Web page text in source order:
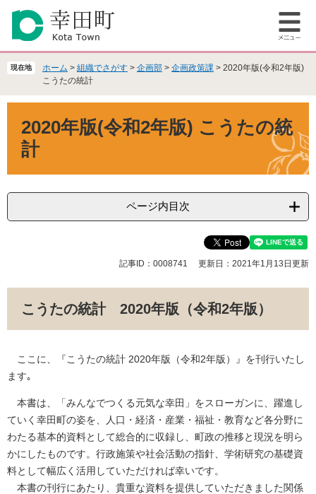
の
で
ー
ば
メ
ー
現在地 ホーム > 組織でさがす > 企画部 > 企画政策課 > 2020年版(令和2年版)
こうたの統計
2020年版(令和2年版) こうたの統
計
ページ内目次
記事ID：0008741 更新日：2021年1月13日更新
こうたの統計 2020年版（令和2年版）
ここに、『こうたの統計 2020年版（令和2年版）』を刊行いたし
ます｡
本書は、「みんなでつくる元気な幸田」をスローガンに、躍進し
ていく幸田町の姿を、人口・経済・産業・福祉・教育など各分野に
わたる基本的資料として総合的に収録し、町政の推移と現況を明ら
かにしたものです。行政施策や社会活動の指針、学術研究の基礎資
料として幅広く活用していただければ幸いです。
本書の刊行にあたり、貴重な資料を提供していただきました関係